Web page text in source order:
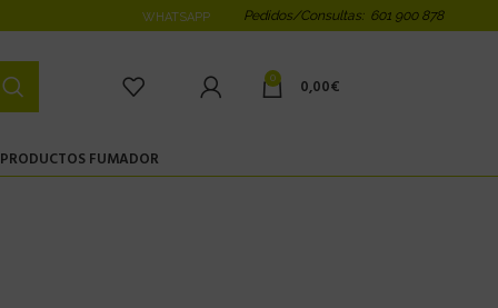
WHATSAPP Pedidos/Consultas: 601 900 878
0 0,00€
PRODUCTOS FUMADOR